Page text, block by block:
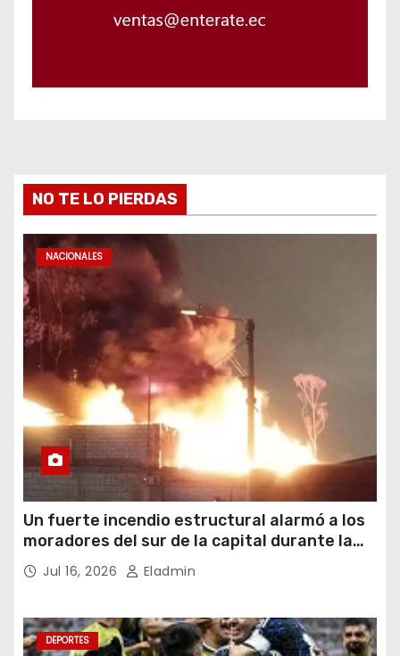
NO TE LO PIERDAS
NACIONALES
Un fuerte incendio estructural alarmó a los
moradores del sur de la capital durante la
noche del miércoles 15 de julio de 2026
Jul 16, 2026 Eladmin
DEPORTES